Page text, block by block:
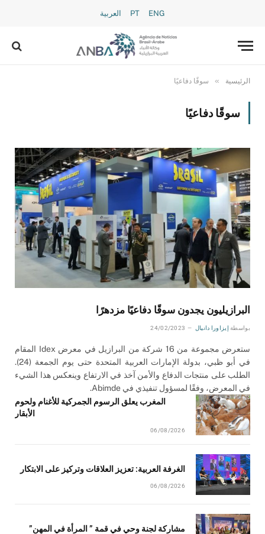
PT ENG العربية
الرئيسية » سوقًا دفاعيًا
سوقًا دفاعيًا
البرازيليون يجدون سوقًا دفاعيًا مزدهرًا
بواسطة إيزاورا دانيال 24/02/2023
ستعرض مجموعة من 16 شركة من البرازيل في معرض Idex المقام
في أبو ظبي، بدولة الإمارات العربية المتحدة حتى يوم الجمعة (24).
الطلب على منتجات الدفاع والأمن آخذ في الارتفاع وينعكس هذا الشيء
في المعرض، وفقًا لمسؤول تنفيذي في Abimde.
المغرب يعلق الرسوم الجمركية للأغنام ولحوم
الأبقار
06/08/2026
الغرفة العربية: تعزيز العلاقات وتركيز على الابتكار
06/08/2026
مشاركة لجنة وحي في قمة ” المرأة في المهن”